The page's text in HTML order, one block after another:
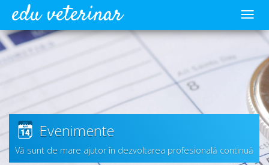
edu veterinar
Evenimente
Vă sunt de mare ajutor în dezvoltarea profesională continuă